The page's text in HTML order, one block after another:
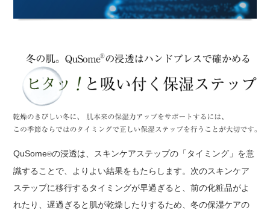
QuSome®の浸透は、スキンケアステップの「タイミング」を意
識することで、よりよい結果をもたらします。次のスキンケア
ステップに移行するタイミングが早過ぎると、前の化粧品がよ
れたり、遅過ぎると肌が乾燥したりするため、冬の保湿ケアの